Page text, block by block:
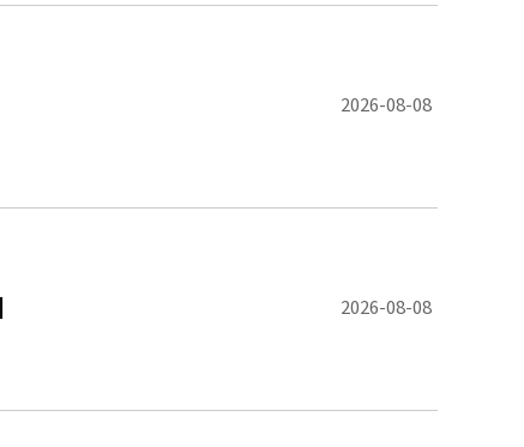
2026-08-08
2026-08-08